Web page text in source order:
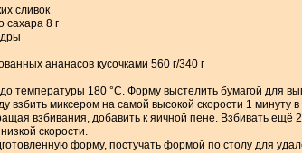
сливок
сахара 8 г
ананасов кусочками 560 г/340 г
до температуры 180 °С. Форму выстелить бумагой для
взбить миксером на самой высокой скорости 1
взбивания, добавить к яичной пене. Взбивать
скорости.
форму, постучать формой по столу для